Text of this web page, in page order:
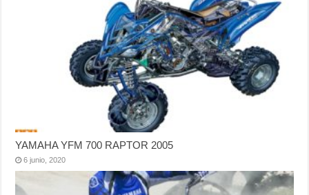
YAMAHA YFM 700 RAPTOR 2005
6 junio, 2020